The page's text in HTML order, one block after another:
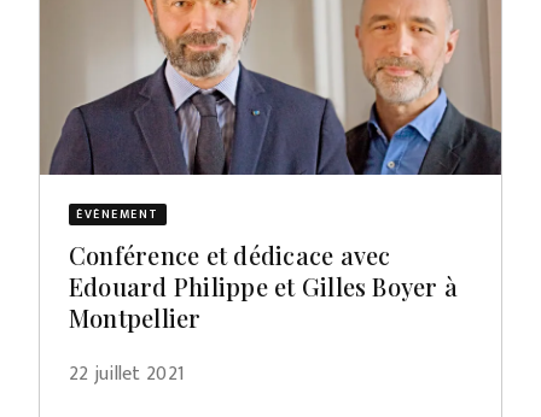
ÉVÈNEMENT
Conférence et dédicace avec
Edouard Philippe et Gilles Boyer à
Montpellier
22 juillet 2021